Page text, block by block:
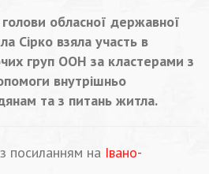
обласної державної
Сірко взяла участь в
груп ООН за кластерами з
внутрішньо
та з питань житла.
посиланням на Івано-